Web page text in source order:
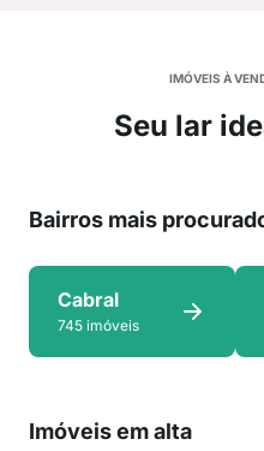
IMÓVEIS À
Seu lar
Bairros mais
Cabral
745 imóveis
Imóveis em alta